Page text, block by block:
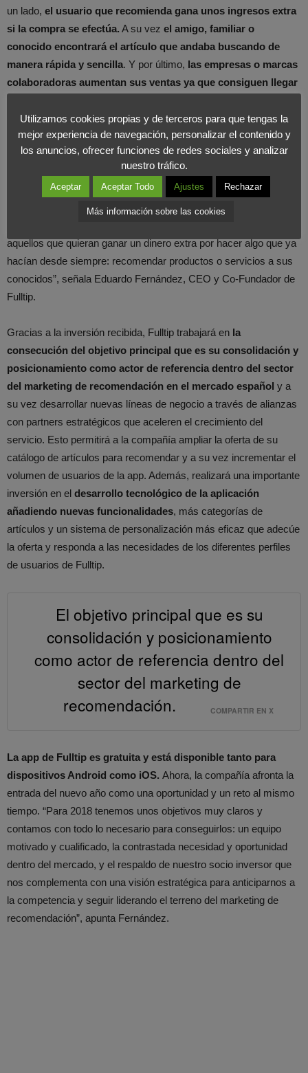
un lado, el usuario que recomienda gana unos ingresos extra
si la compra se efectúa. A su vez el amigo, familiar o
conocido encontrará el artículo que andaba buscando de
manera rápida y sencilla. Y por último, las empresas o marcas
colaboradoras aumentan sus ventas ya que consiguen llegar
producto tras ser informados por alguien de confianza.
”Esta inyección económica nos permitecentrar nuestros
esfuerzos y atención en lo verdaderamente importante:
generar una propuesta de valor para nuestros
recomendadores, llamados Tippers. Vamos a poner todos los
aquellos que quieran ganar un dinero extra por hacer algo que ya
hacían desde siempre: recomendar productos o servicios a sus
conocidos”, señala Eduardo Fernández, CEO y Co-Fundador de
Fulltip.
Gracias a la inversión recibida, Fulltip trabajará en la
consecución del objetivo principal que es su consolidación y
posicionamiento como actor de referencia dentro del sector
del marketing de recomendación en el mercado español y a
su vez desarrollar nuevas líneas de negocio a través de alianzas
con partners estratégicos que aceleren el crecimiento del
servicio. Esto permitirá a la compañía ampliar la oferta de su
catálogo de artículos para recomendar y a su vez incrementar el
volumen de usuarios de la app. Además, realizará una importante
inversión en el desarrollo tecnológico de la aplicación
añadiendo nuevas funcionalidades, más categorías de
artículos y un sistema de personalización más eficaz que adecúe
la oferta y responda a las necesidades de los diferentes perfiles
de usuarios de Fulltip.
El objetivo principal que es su
consolidación y posicionamiento
como actor de referencia dentro del
sector del marketing de
recomendación.
COMPARTIR EN X
La app de Fulltip es gratuita y está disponible tanto para
dispositivos Android como iOS. Ahora, la compañía afronta la
entrada del nuevo año como una oportunidad y un reto al mismo
tiempo. “Para 2018 tenemos unos objetivos muy claros y
contamos con todo lo necesario para conseguirlos: un equipo
motivado y cualificado, la contrastada necesidad y oportunidad
dentro del mercado, y el respaldo de nuestro socio inversor que
nos complementa con una visión estratégica para anticiparnos a
la competencia y seguir liderando el terreno del marketing de
recomendación”, apunta Fernández.
Utilizamos cookies propias y de terceros para que tengas la
mejor experiencia de navegación, personalizar el contenido y
los anuncios, ofrecer funciones de redes sociales y analizar
nuestro tráfico.
Aceptar Aceptar Todo Ajustes Rechazar
Más información sobre las cookies